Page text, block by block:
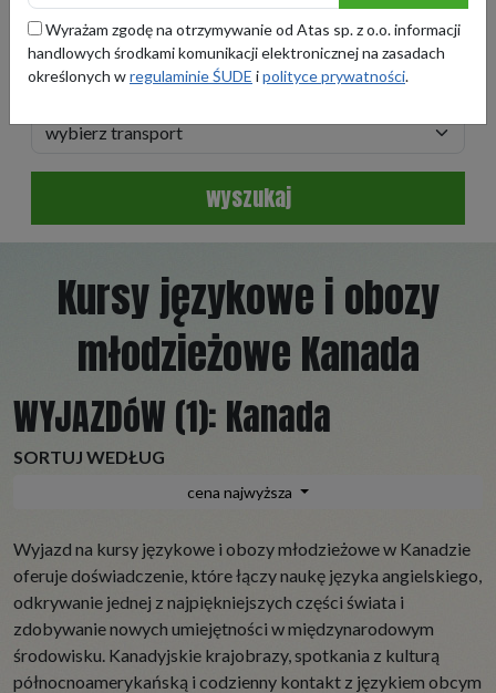
WIEK
wyszukaj
Kursy językowe i obozy
młodzieżowe Kanada
WYJAZDóW (1): Kanada
SORTUJ WEDŁUG
cena najwyższa
Wyjazd na kursy językowe i obozy młodzieżowe w Kanadzie
oferuje doświadczenie, które łączy naukę języka angielskiego,
odkrywanie jednej z najpiękniejszych części świata i
zdobywanie nowych umiejętności w międzynarodowym
środowisku. Kanadyjskie krajobrazy, spotkania z kulturą
północnoamerykańską i codzienny kontakt z językiem obcym
Wyrażam zgodę na otrzymywanie od Atas sp. z o.o. informacji
handlowych środkami komunikacji elektronicznej na zasadach
określonych wregulaminie ŚUDE ipolityce prywatności.